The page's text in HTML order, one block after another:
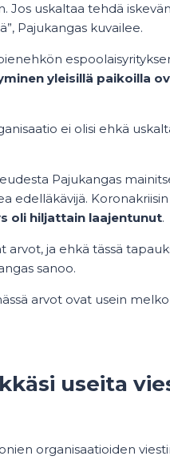
Jos uskaltaa tehdä
Pajukangas kuvailee.
yleisillä paikoilla
ei olisi ehkä
Pajukangas
edelläkävijä.
oli hiljattain laajentunut.
arvot, ja ehkä tässä
sanoo.
arvot ovat usein
useita
organisaatioiden